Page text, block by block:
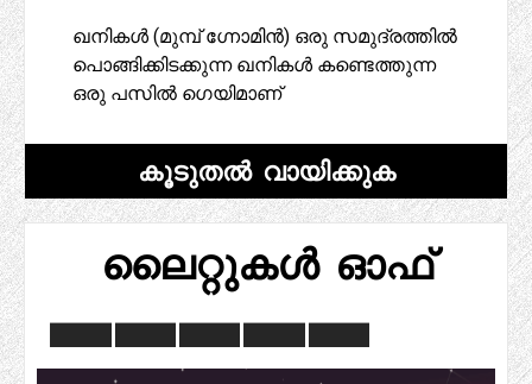
ഖനികൾ (മുമ്പ് ഗ്നോമിൻ) ഒരു സമുദ്രത്തിൽ
പൊങ്ങിക്കിടക്കുന്ന ഖനികൾ കണ്ടെത്തുന്ന
ഒരു പസിൽ ഗെയിമാണ്
കൂടുതൽ വായിക്കുക
ലൈറ്റുകൾ ഓഫ്